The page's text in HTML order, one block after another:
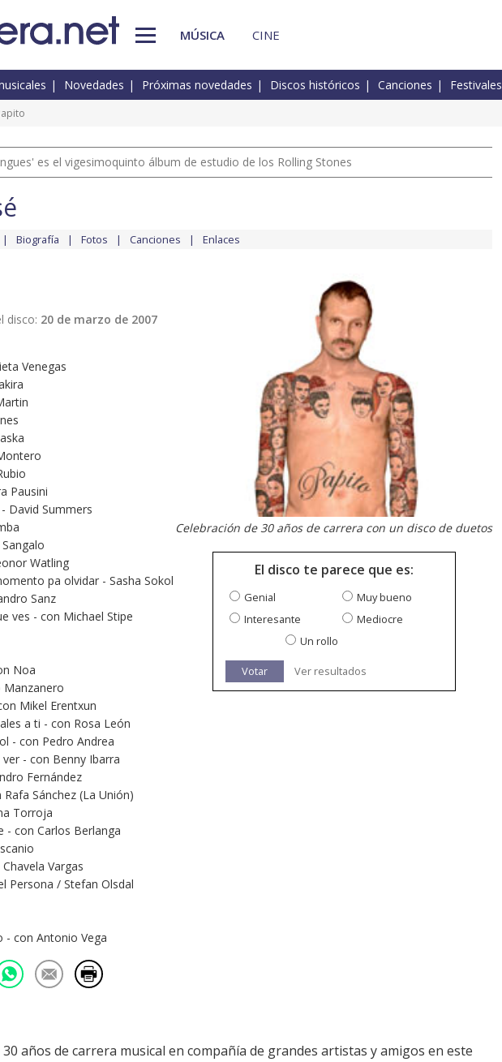
MÚSICA CINE
Novedades Próximas novedades Discos históricos Canciones Festivales
es el vigesimoquinto álbum de estudio de los Rolling Stones
Biografía Fotos Canciones Enlaces
disco: 20 de marzo de 2007
Venegas
Pausini
David Summers
Watling
pa olvidar - Sasha Sokol
Sanz
ves - con Michael Stipe
Noa
Manzanero
Mikel Erentxun
a ti - con Rosa León
- con Pedro Andrea
- con Benny Ibarra
Fernández
Sánchez (La Unión)
Torroja
- con Carlos Berlanga
Vargas
Persona / Stefan Olsdal
- con Antonio Vega
Celebración de 30 años de carrera con un disco de duetos
El disco te parece que es:
Genial
Muy bueno
Interesante
Mediocre
Un rollo
Votar Ver resultados
años de carrera musical en compañía de grandes artistas y amigos en este